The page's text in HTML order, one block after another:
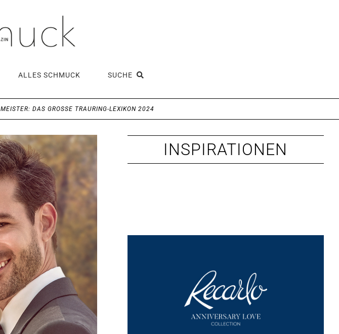
ALLES SCHMUCK SUCHE
MEISTER: DAS GROSSE TRAURING-LEXIKON 2024
INSPIRATIONEN